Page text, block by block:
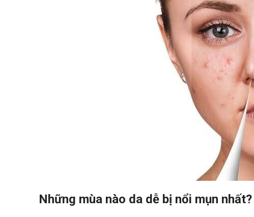
Những mùa nào da dễ bị nổi mụn nhất?